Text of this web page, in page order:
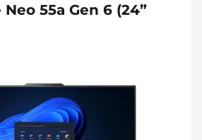
55a Gen 6 (24”